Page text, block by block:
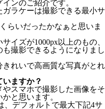
ンのご紹介です。
ラケーは撮影できる最小サ
らいだったかなぁと思いま
イズが1000px以上のもの、
撮影できるようになりまし
れいで高画質な写真がとれ
ますか？
スマホで撮影した画像をそ
と思います。
、デフォルトで最大下記4サ